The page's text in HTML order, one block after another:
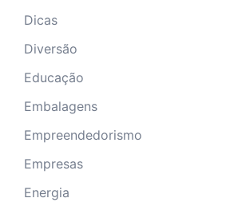
Dicas
Diversão
Educação
Embalagens
Empreendedorismo
Empresas
Energia